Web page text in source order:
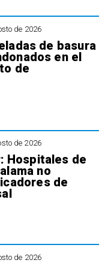
de 2026
de basura
en el
de
de 2026
Hospitales de
no
de
de 2026